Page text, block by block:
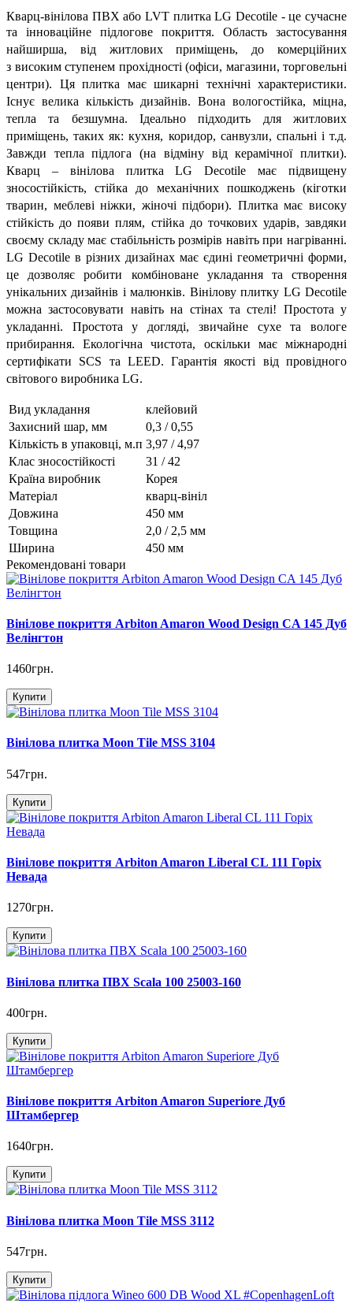
Кварц-вінілова ПВХ або LVT плитка LG Decotile - це сучасне
та інноваційне підлогове покриття. Область застосування
найширша, від житлових приміщень, до комерційних
з високим ступенем прохідності (офіси, магазини, торговельні
центри). Ця плитка має шикарні технічні характеристики.
Існує велика кількість дизайнів. Вона вологостійка, міцна,
тепла та безшумна. Ідеально підходить для житлових
приміщень, такихяк: кухня, коридор, санвузли, спальні і т.д.
Завжди тепла підлога (на відміну від керамічної плитки).
Кварц – вінілова плитка LG Decotile має підвищену
зносостійкість,стійка до механічних пошкоджень (кіготки
тварин, меблеві ніжки, жіночіпідбори). Плитка має високу
стійкість до появи плям, стійка до точкових ударів, завдяки
своєму складу має стабільність розмірів навіть при нагріванні.
LG Decotile в різних дизайнах має єдині геометричні форми,
це дозволяє робити комбіноване укладання та створення
унікальних дизайнів і малюнків. Вінілову плитку LG Decotile
можназастосовувати навіть на стінах та стелі! Простота у
укладанні. Простота у догляді, звичайне сухе та вологе
прибирання. Екологічна чистота, оскільки має міжнародні
сертифікати SCS та LEED.Гарантія якості від провідного
світового виробника LG.
Вид укладання
клейовий
Захисний шар, мм
0,3 / 0,55
Кількість в упаковці, м.п 3,97 / 4,97
Клас зносостійкості
31 / 42
Країна виробник
Корея
Матеріал
кварц-вініл
Довжина
450 мм
Товщина
2,0 / 2,5 мм
Ширина
450 мм
Рекомендовані товари
Вінілове покриття Arbiton Amaron Wood Design CA 145 Дуб
Велінгтон
1460грн.
Купити
Вінілова плитка Moon Tile MSS 3104
547грн.
Купити
Вінілове покриття Arbiton Amaron Liberal CL 111 Горіх
Невада
1270грн.
Купити
Вінілова плитка ПВХ Scala 100 25003-160
400грн.
Купити
Вінілове покриття Arbiton Amaron Superiore Дуб
Штамбергер
1640грн.
Купити
Вінілова плитка Moon Tile MSS 3112
547грн.
Купити